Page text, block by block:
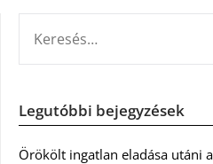
Legutóbbi bejegyzések
Örökölt ingatlan eladása utáni